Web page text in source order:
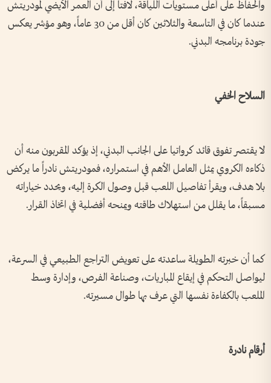
والحفاظ على أعلى مستويات اللياقة، لافتاً إلى أن العمر الأيضي لمودريتش
عندما كان في التاسعة والثلاثين كان أقل من 30 عاماً، وهو مؤشر يعكس
جودة برنامجه البدني.
السلاح الخفي
لا يقتصر تفوق قائد كرواتيا على الجانب البدني، إذ يؤكد المقربون منه أن
ذكاءه الكروي يمثل العامل الأهم في استمراره، فمودريتش نادراً ما يركض
بلا هدف، ويقرأ تفاصيل اللعب قبل وصول الكرة إليه، ويحدد خياراته
مسبقاً، ما يقلل من استهلاك طاقته ويمنحه أفضلية في اتخاذ القرار.
كما أن خبرته الطويلة ساعدته على تعويض التراجع الطبيعي في السرعة،
ليواصل التحكم في إيقاع المباريات، وصناعة الفرص، وإدارة وسط
الملعب بالكفاءة نفسها التي عرف بها طوال مسيرته.
أرقام نادرة